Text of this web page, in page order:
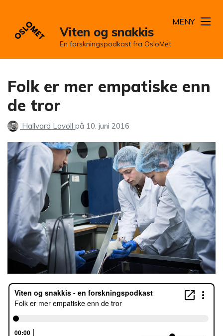
Viten og snakkis
En forskningspodkast fra OsloMet
MENY
Folk er mer empatiske enn
de tror
Hallvard Lavoll på 10. juni 2016